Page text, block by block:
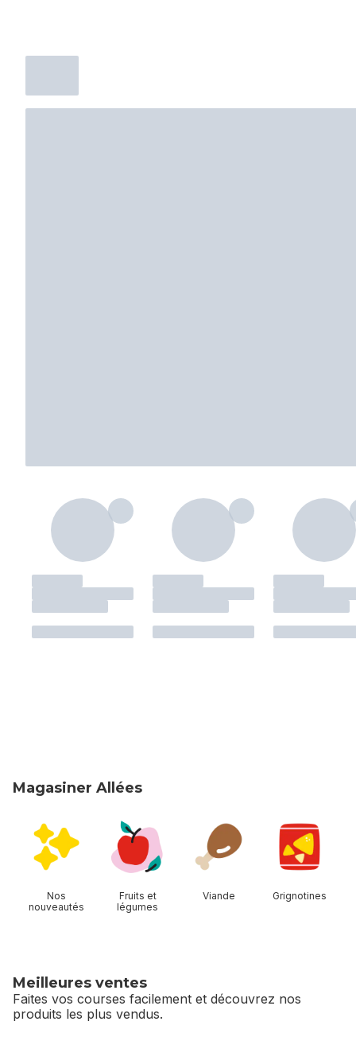
Magasiner Allées
Nos
nouveautés
Fruits et
légumes
Viande Grignotines
Meilleures ventes
Faites vos courses facilement et découvrez nos
produits les plus vendus.